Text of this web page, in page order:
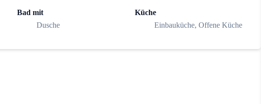
Bad mit
Dusche
Küche
Einbauküche, Offene Küche